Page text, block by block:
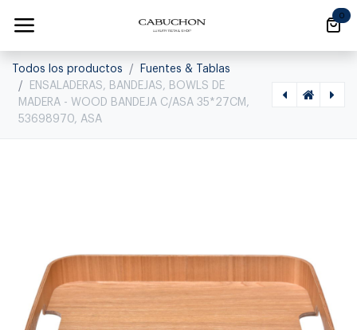
0
Todos los productos
Fuentes & Tablas
ENSALADERAS, BANDEJAS, BOWLS DE
MADERA - WOOD BANDEJA C/ASA 35*27CM,
53698970, ASA